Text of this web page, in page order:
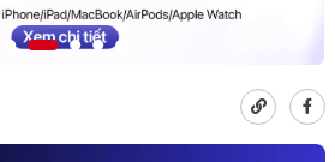
Ốp lưng Apple